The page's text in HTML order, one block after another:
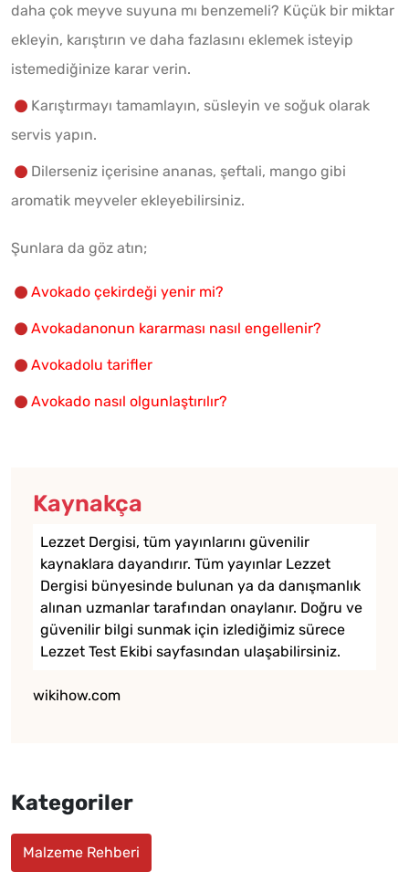
daha çok meyve suyuna mı benzemeli? Küçük bir miktar
ekleyin, karıştırın ve daha fazlasını eklemek isteyip
istemediğinize karar verin.
Karıştırmayı tamamlayın, süsleyin ve soğuk olarak
servis yapın.
Dilerseniz içerisine ananas, şeftali, mango gibi
aromatik meyveler ekleyebilirsiniz.
Şunlara da göz atın;
Avokado çekirdeği yenir mi?
Avokadanonun kararması nasıl engellenir?
Avokadolu tarifler
Avokado nasıl olgunlaştırılır?
Kaynakça
Lezzet Dergisi, tüm yayınlarını güvenilir
kaynaklara dayandırır. Tüm yayınlar Lezzet
Dergisi bünyesinde bulunan ya da danışmanlık
alınan uzmanlar tarafından onaylanır. Doğru ve
güvenilir bilgi sunmak için izlediğimiz sürece
Lezzet Test Ekibi sayfasından ulaşabilirsiniz.
wikihow.com
Kategoriler
Malzeme Rehberi